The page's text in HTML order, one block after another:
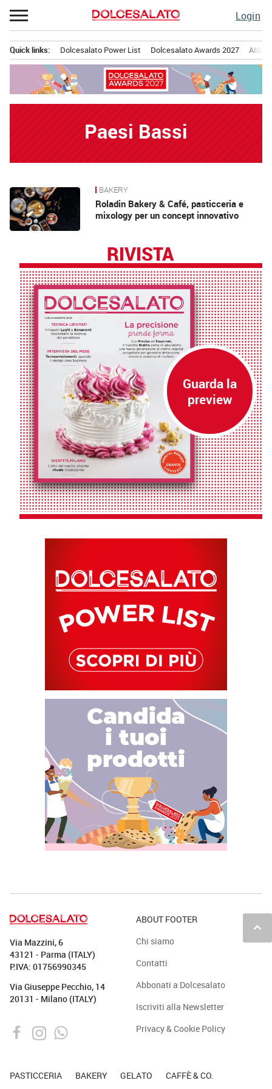
Passa
al
Login
principale
Quick links: Dolcesalato Power List Dolcesalato Awards 2027
Paesi Bassi
News BAKERY
Roladin Bakery & Café, pasticceria e
mixology per un concept innovativo
RIVISTA
keyboard_arrow_up
Via Mazzini, 6
43121 - Parma (ITALY)
P.IVA: 01756990345
Via Giuseppe Pecchio, 14
20131 - Milano (ITALY)
ABOUT FOOTER
Chi siamo
Contatti
Abbonati a Dolcesalato
Iscriviti alla Newsletter
Privacy & Cookie Policy
PASTICCERIA BAKERY GELATO CAFFÈ & CO.